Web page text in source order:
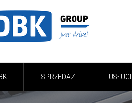
SPRZEDAŻ USŁUGI